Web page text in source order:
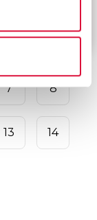
śliwką
7 8
13 14